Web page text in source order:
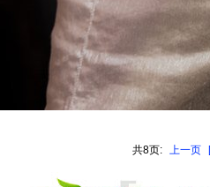
共8页: 上一页